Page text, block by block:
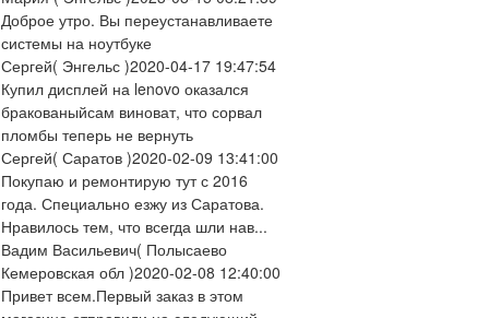
Доброе утро. Вы переустанавливаете
системы на ноутбуке
Сергей( Энгельс )2020-04-17 19:47:54
Купил дисплей на lenovo оказался
бракованыйсам виноват, что сорвал
пломбы теперь не вернуть
Сергей( Саратов )2020-02-09 13:41:00
Покупаю и ремонтирую тут с 2016
года. Специально езжу из Саратова.
Нравилось тем, что всегда шли нав...
Вадим Васильевич( Полысаево
Кемеровская обл )2020-02-08 12:40:00
Привет всем.Первый заказ в этом